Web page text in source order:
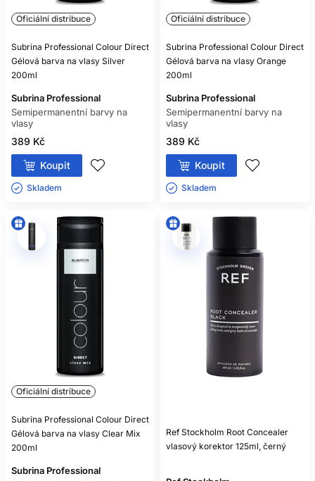
Oficiální distribuce
Subrina Professional Colour Direct
Gélová barva na vlasy Silver
200ml
Subrina Professional
Semipermanentní barvy na
vlasy
389 Kč
Koupit
Skladem ㅤ
Oficiální distribuce
Subrina Professional Colour Direct
Gélová barva na vlasy Orange
200ml
Subrina Professional
Semipermanentní barvy na
vlasy
389 Kč
Koupit
Skladem ㅤ
Oficiální distribuce
Subrina Professional Colour Direct
Gélová barva na vlasy Clear Mix
200ml
Subrina Professional
Ref Stockholm Root Concealer
vlasový korektor 125ml, černý